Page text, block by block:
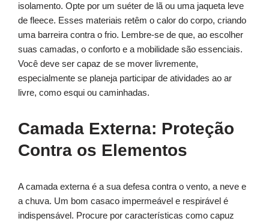
isolamento. Opte por um suéter de lã ou uma jaqueta leve
de fleece. Esses materiais retêm o calor do corpo, criando
uma barreira contra o frio. Lembre-se de que, ao escolher
suas camadas, o conforto e a mobilidade são essenciais.
Você deve ser capaz de se mover livremente,
especialmente se planeja participar de atividades ao ar
livre, como esqui ou caminhadas.
Camada Externa: Proteção
Contra os Elementos
A camada externa é a sua defesa contra o vento, a neve e
a chuva. Um bom casaco impermeável e respirável é
indispensável. Procure por características como capuz